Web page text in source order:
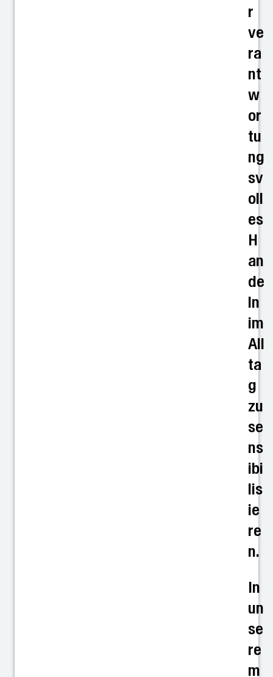
r
ve
ra
nt
w
or
tu
ng
sv
oll
es
H
an
de
ln
im
All
ta
g
zu
se
ns
ibi
lis
ie
re
n.
In
un
se
re
m